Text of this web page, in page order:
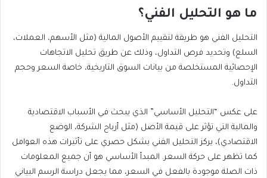
ما هو التحليل الفني؟
التحليل الفني هو طريقة لتقييم الأصول المالية (مثل الأسهم، العملات،
السلع) وتحديد فرص التداول، وذلك عن طريق تحليل الاتجاهات
الإحصائية المستخلصة من بيانات السوق التاريخية، خاصة السعر وحجم
التداول.
على عكس “التحليل الأساسي” الذي يبحث في الأسباب الاقتصادية
والمالية التي تؤثر على قيمة الأصل (مثل أرباح الشركة، الوضع
الاقتصادي)، يركز التحليل الفني بشكل حصري على تأثيرات هذه العوامل
كما تظهر على حركة السعر. المبدأ الأساسي هو أن جميع المعلومات
ذات الصلة موجودة بالفعل في السعر، مما يجعل دراسة الرسم البياني